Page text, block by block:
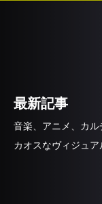
最新記事
音楽、アニメ、カ
カオスなヴィジュア